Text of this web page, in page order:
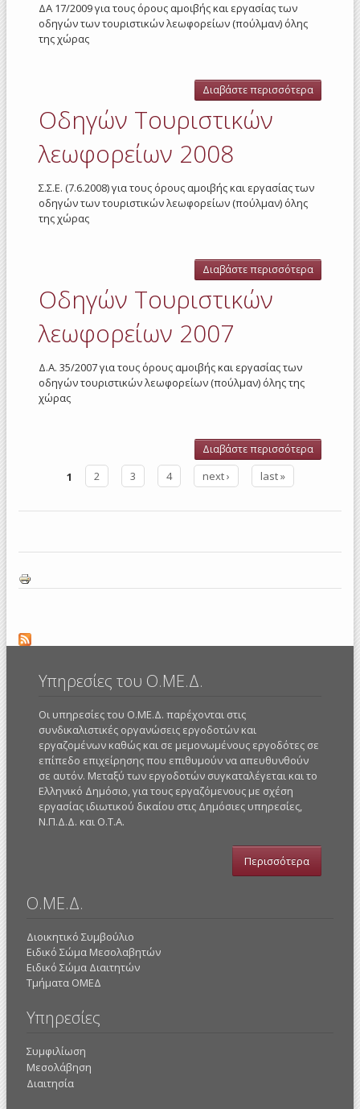
ΔΑ 17/2009 για τους όρους αμοιβής και εργασίας των
οδηγών των τουριστικών λεωφορείων (πούλμαν) όλης
της χώρας
Διαβάστε περισσότερα
Οδηγών Τουριστικών
λεωφορείων 2008
Σ.Σ.Ε. (7.6.2008) για τους όρους αμοιβής και εργασίας των
οδηγών των τουριστικών λεωφορείων (πούλμαν) όλης
της χώρας
Διαβάστε περισσότερα
Οδηγών Τουριστικών
λεωφορείων 2007
Δ.Α. 35/2007 για τους όρους αμοιβής και εργασίας των
οδηγών τουριστικών λεωφορείων (πούλμαν) όλης της
χώρας
Διαβάστε περισσότερα
1 2 3 4 next › last »
Υπηρεσίες του Ο.ΜΕ.Δ.
Οι υπηρεσίες του Ο.ΜΕ.Δ. παρέχονται στις
συνδικαλιστικές οργανώσεις εργοδοτών και
εργαζομένων καθώς και σε μεμονωμένους εργοδότες σε
επίπεδο επιχείρησης που επιθυμούν να απευθυνθούν
σε αυτόν. Μεταξύ των εργοδοτών συγκαταλέγεται και το
Ελληνικό Δημόσιο, για τους εργαζόμενους με σχέση
εργασίας ιδιωτικού δικαίου στις Δημόσιες υπηρεσίες,
Ν.Π.Δ.Δ. και Ο.Τ.Α.
Περισσότερα
Ο.ΜΕ.Δ.
Διοικητικό Συμβούλιο
Ειδικό Σώμα Μεσολαβητών
Ειδικό Σώμα Διαιτητών
Τμήματα ΟΜΕΔ
Υπηρεσίες
Συμφιλίωση
Μεσολάβηση
Διαιτησία